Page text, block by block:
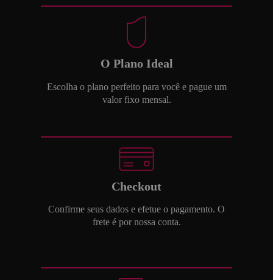
O Plano Ideal
Escolha o plano perfeito para você e pague um
valor fixo mensal.
Checkout
Confirme seus dados e efetue o pagamento. O
frete é por nossa conta.